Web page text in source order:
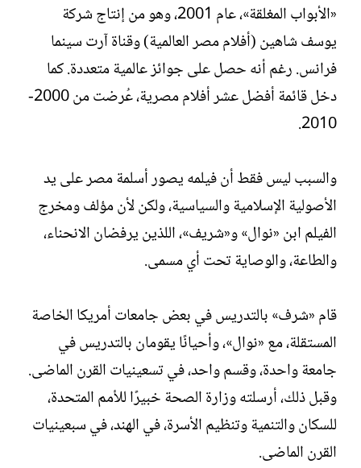
«الأبواب المغلقة»، عام 2001، وهو من إنتاج شركة
يوسف شاهين (أفلام مصر العالمية) وقناة آرت سينما
فرانس. رغم أنه حصل على جوائز عالمية متعددة. كما
دخل قائمة أفضل عشر أفلام مصرية، عُرضت من 2000-
2010.
والسبب ليس فقط أن فيلمه يصور أسلمة مصر على يد
الأصولية الإسلامية والسياسية، ولكن لأن مؤلف ومخرج
الفيلم ابن «نوال» و«شريف»، اللذين يرفضان الانحناء،
والطاعة، والوصاية تحت أي مسمى.
قام «شرف» بالتدريس في بعض جامعات أمريكا الخاصة
المستقلة، مع «نوال»، وأحيانًا يقومان بالتدريس في
جامعة واحدة، وقسم واحد، في تسعينيات القرن الماضى.
وقبل ذلك، أرسلته وزارة الصحة خبيرًا للأمم المتحدة،
للسكان والتنمية وتنظيم الأسرة، في الهند، في سبعينيات
القرن الماضى.